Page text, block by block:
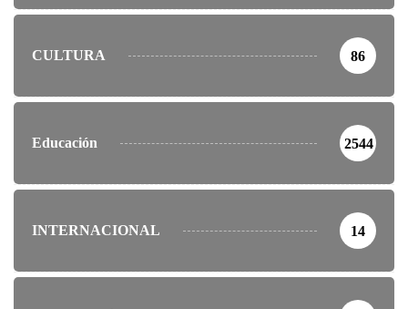
CULTURA 86
Educación 2544
INTERNACIONAL 14